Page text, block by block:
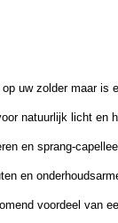
uw zolder maar is
natuurlijk licht en
en sprang-
en
voordeel van